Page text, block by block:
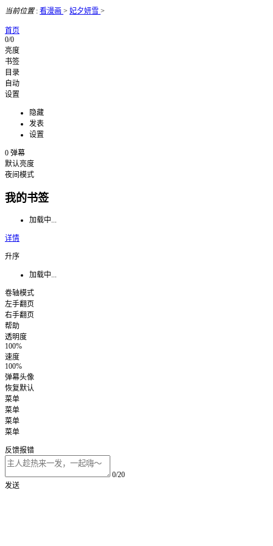
当前位置: 看漫画 > 妃夕妍雪 >
首页
0/0
亮度
书签
目录
自动
设置
隐藏
发表
设置
0 弹幕
默认亮度
夜间模式
我的书签
加载中...
详情
升序
加载中...
卷轴模式
左手翻页
右手翻页
帮助
透明度
100%
速度
100%
弹幕头像
恢复默认
菜单
菜单
菜单
菜单
反馈报错
0/20
发送